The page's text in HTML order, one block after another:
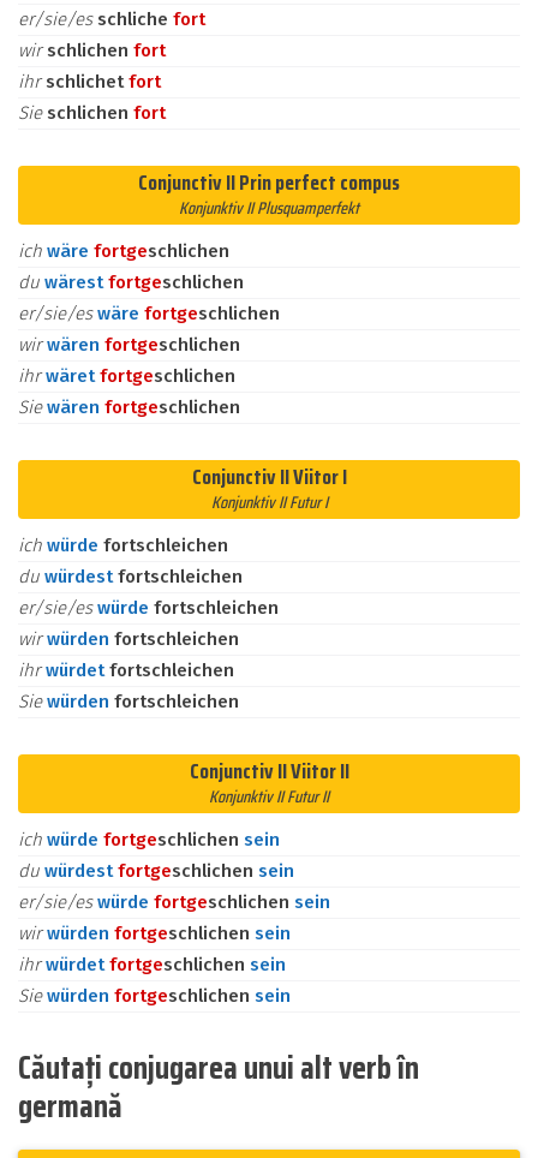
er/sie/es schliche fort
wirschlichen fort
ihrschlichetfort
Sie schlichen fort
Conjunctiv II Prin perfect compus
Konjunktiv II Plusquamperfekt
ich wäre fortgeschlichen
du wärestfortgeschlichen
er/sie/eswäre fortgeschlichen
wirwären fortgeschlichen
ihrwäretfortgeschlichen
Siewären fortgeschlichen
Conjunctiv II Viitor I
Konjunktiv II Futur I
ich würde fortschleichen
du würdestfortschleichen
er/sie/eswürde fortschleichen
wirwürden fortschleichen
ihrwürdetfortschleichen
Siewürden fortschleichen
Conjunctiv II Viitor II
Konjunktiv II Futur II
ich würde fortgeschlichen sein
du würdestfortgeschlichen sein
er/sie/eswürde fortgeschlichen sein
wirwürden fortgeschlichen sein
ihrwürdetfortgeschlichen sein
Siewürden fortgeschlichen sein
Căutați conjugarea unui alt verb în
germană